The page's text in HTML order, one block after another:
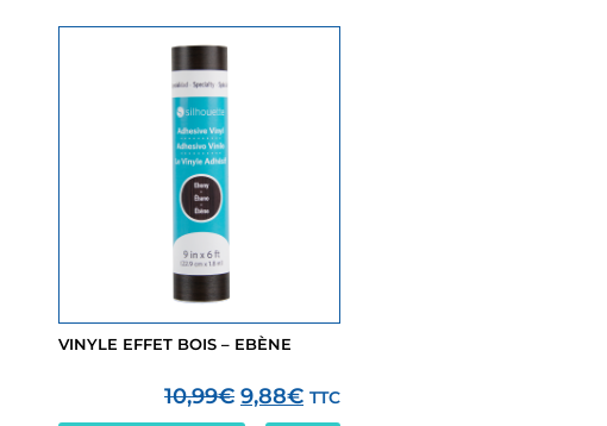
VINYLE EFFET BOIS – EBÈNE
10,99€ 9,88€ TTC